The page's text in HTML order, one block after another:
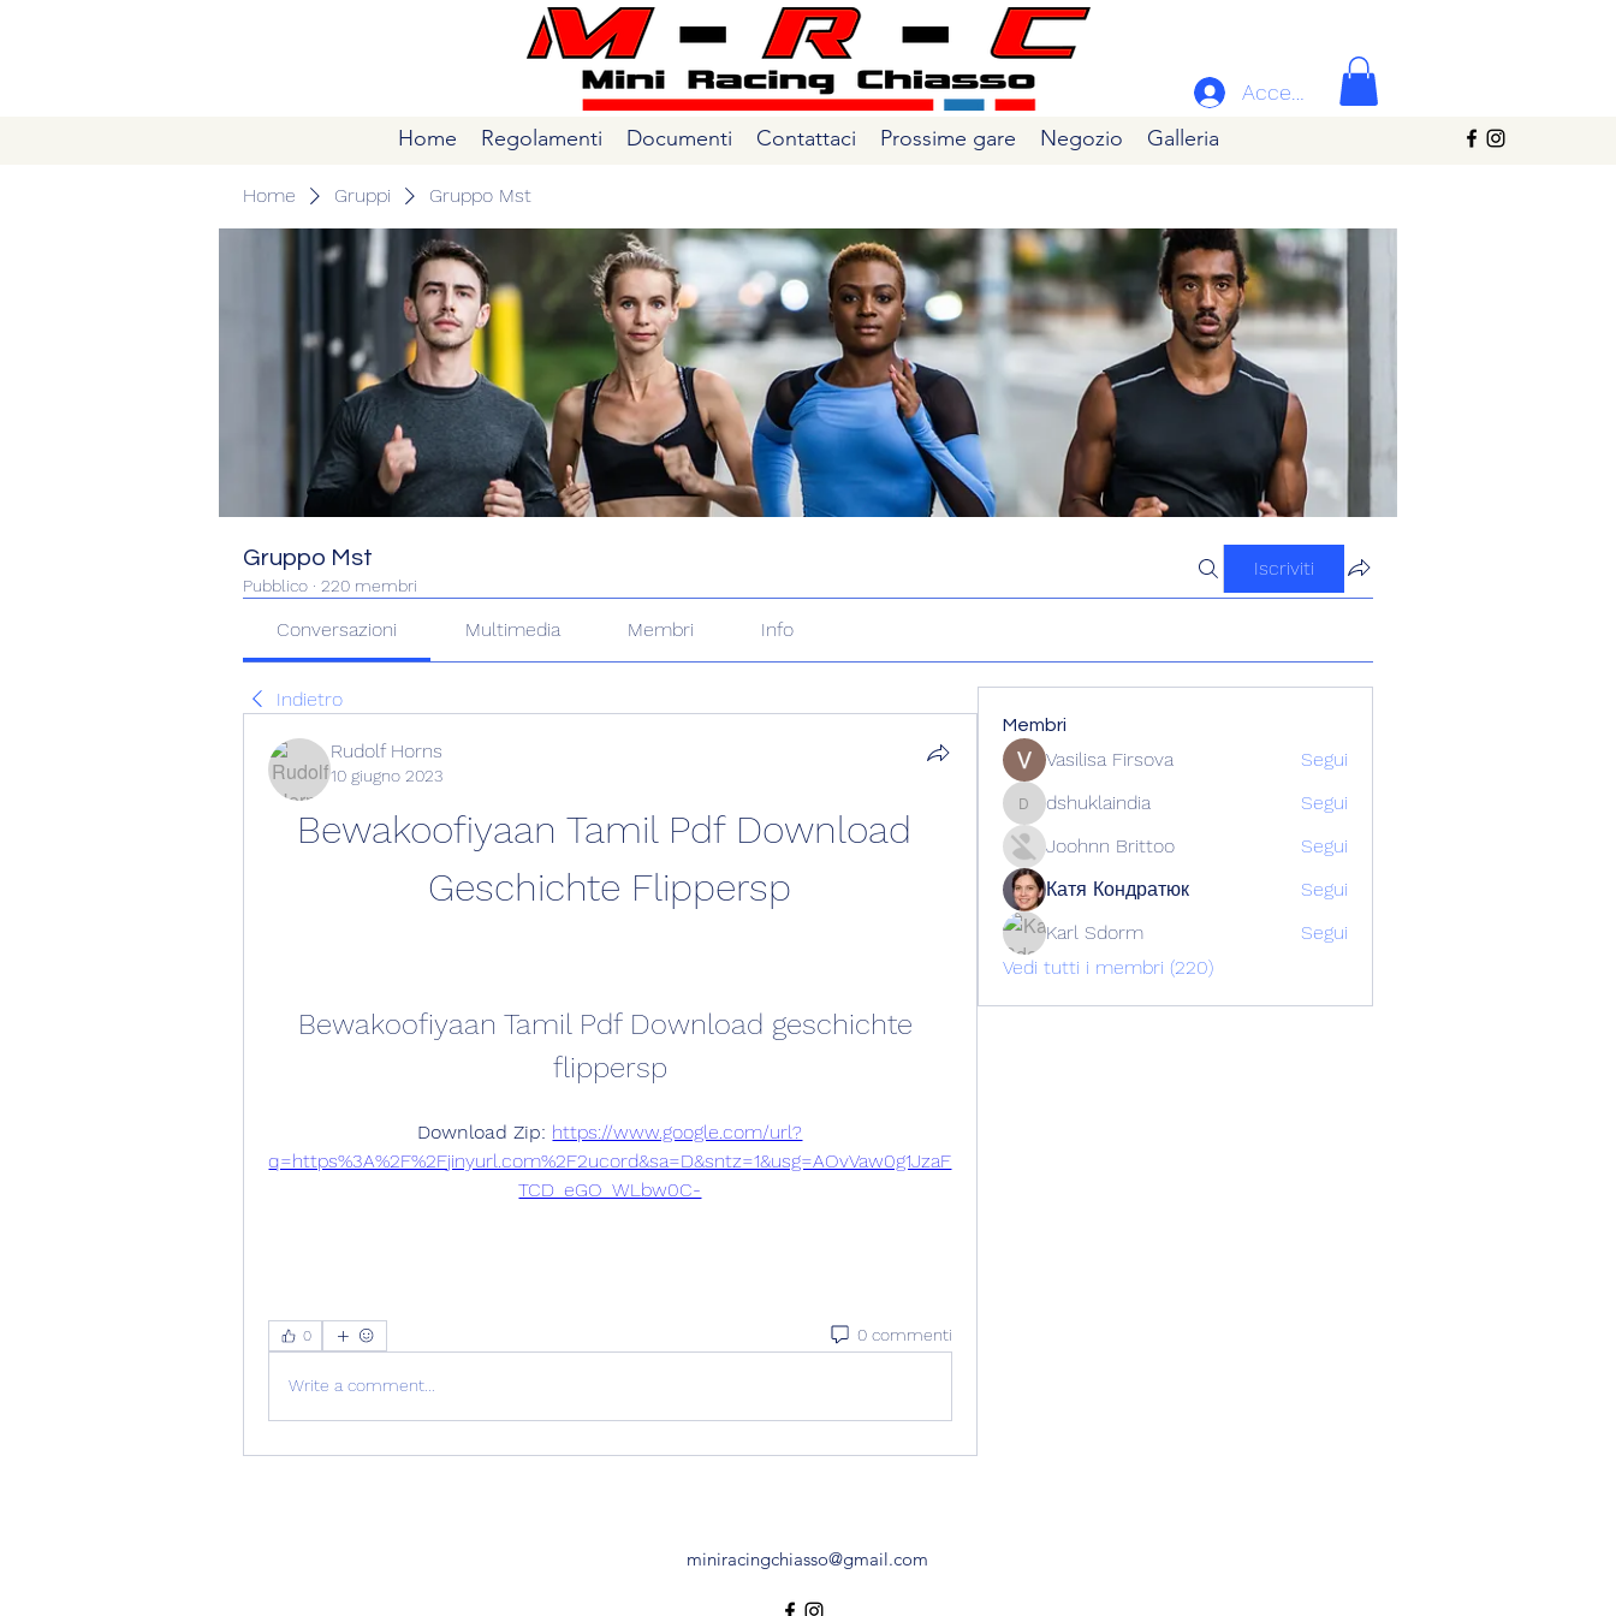
Accedi
Home Regolamenti Documenti Contattaci Prossime gare Negozio Galleria
Home Gruppi Gruppo Mst
Gruppo Mst
Pubblico · 220 membri
Iscriviti
Conversazioni Multimedia Membri Info
Indietro
Rudolf Horns
10 giugno 2023
Bewakoofiyaan Tamil Pdf Download
Geschichte Flippersp
Bewakoofiyaan Tamil Pdf Download geschichte
flippersp
Download Zip: https://www.google.com/url?
q=https%3A%2F%2Fjinyurl.com%2F2ucord&sa=D&sntz=1&usg=AOvVaw0g1JzaF
TCD_eGO_WLbw0C-
0 0 commenti
Write a comment...
Membri
Vasilisa Firsova Segui
dshuklaindia
dshuklaindia
Segui
Joohnn Brittoo
Segui
Катя Кондратюк
Segui
Karl Sdorm
Segui
Vedi tutti i membri (220)
miniracingchiasso@gmail.com